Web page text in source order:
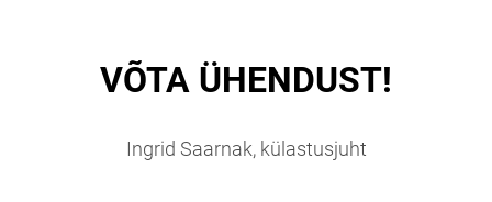
VÕTA ÜHENDUST!
Ingrid Saarnak, külastusjuht